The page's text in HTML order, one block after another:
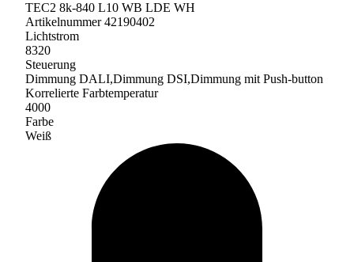
TEC2 8k-840 L10 WB LDE WH
Artikelnummer 42190402
Lichtstrom
8320
Steuerung
Dimmung DALI,Dimmung DSI,Dimmung mit Push-button
Korrelierte Farbtemperatur
4000
Farbe
Weiß